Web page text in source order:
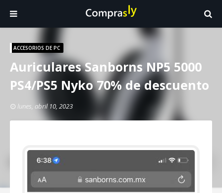
ACCESORIOS DE PC
Auriculares Sanborns NP5 5000
PS4/PS5 Nyko 70% de descuento
lunes, abril 10, 2023